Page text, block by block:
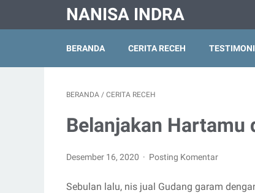
NANISA INDRA
BERANDA CERITA RECEH
BERANDA / CERITA RECEH
Belanjakan Hartamu
Desember 16, 2020 Posting Komentar
Sebulan lalu, nis jual Gudang garam